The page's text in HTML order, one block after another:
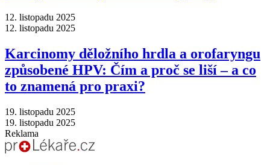
12. listopadu 2025
12. listopadu 2025
Karcinomy děložního hrdla a orofaryngu
způsobené HPV: Čím a proč se liší –⁠ a co
to znamená pro praxi?
19. listopadu 2025
19. listopadu 2025
Reklama